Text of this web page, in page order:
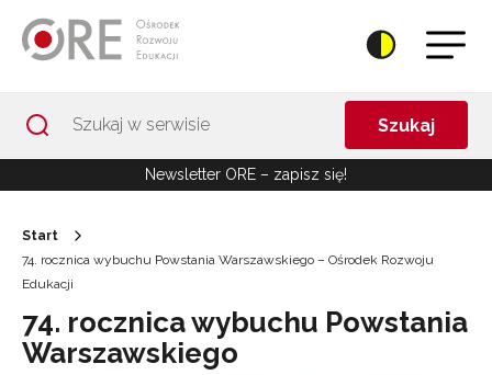
Szukaj
Newsletter ORE – zapisz się!
Start
74. rocznica wybuchu Powstania Warszawskiego – Ośrodek Rozwoju
Edukacji
74. rocznica wybuchu Powstania
Warszawskiego